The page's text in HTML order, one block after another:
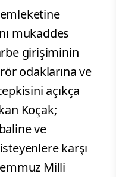
mukaddes
girişiminin
odaklarına ve
açıkça
Koçak;
ve
karşı
Milli